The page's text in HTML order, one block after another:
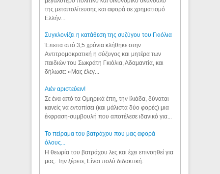
της μεταπολίτευσης και αφορά σε χρηματισμό
Ελλήν...
Συγκλονίζει η κατάθεση της συζύγου του Γκιόλια
Έπειτα από 3,5 χρόνια κλήθηκε στην
Αντιτρομοκρατική η σύζυγος και μητέρα των
παιδιών του Σωκράτη Γκιόλια, Αδαμαντία, και
δήλωσε: «Μας έλεγ...
Aιέν αριστεύειν!
Σε ένα από τα Ομηρικά έπη, την Ιλιάδα, δύναται
κανείς να εντοπίσει (και μάλιστα δύο φορές) μια
έκφραση-συμβουλή που αποτέλεσε ιδανικό για...
Το πείραμα του βατράχου που μας αφορά
όλους...
Η θεωρία του βατράχου λες και έχει επινοηθεί για
μας. Την ξέρετε; Είναι πολύ διδακτική.